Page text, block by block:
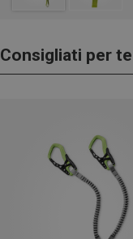
Consigliati per te